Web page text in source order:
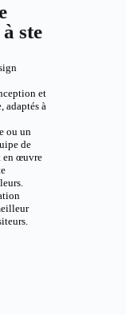
ste
et
adaptés à
ou un
de
en œuvre